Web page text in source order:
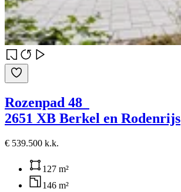
Rozenpad 48
2651 XB Berkel en Rodenrijs
€ 539.500 k.k.
127 m²
146 m²